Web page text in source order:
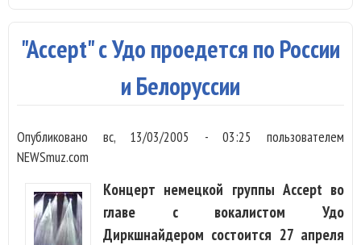
"Accept" с Удо проедется по России
и Белоруссии
Опубликовано вс, 13/03/2005 - 03:25
пользователем
NEWSmuz.com
Концерт немецкой группы Accept во
главе с вокалистом Удо
Диркшнайдером состоится 27 апреля